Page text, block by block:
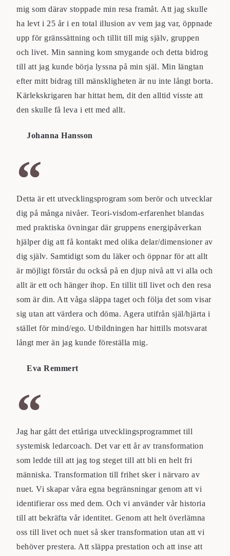
mig som därav stoppade min resa framåt. Att jag skulle
ha levt i 25 år i en total illusion av vem jag var, öppnade
upp för gränssättning och tillit till mig själv, gruppen
och livet. Min sanning kom smygande och detta bidrog
till att jag kunde börja lyssna på min själ. Min längtan
efter mitt bidrag till mänskligheten är nu inte långt borta.
Kärlekskrigaren har hittat hem, dit den alltid visste att
den skulle få leva i ett med allt.
Johanna Hansson
Detta är ett utvecklingsprogram som berör och utvecklar
dig på många nivåer. Teori-visdom-erfarenhet blandas
med praktiska övningar där gruppens energipåverkan
hjälper dig att få kontakt med olika delar/dimensioner av
dig själv. Samtidigt som du läker och öppnar för att allt
är möjligt förstår du också på en djup nivå att vi alla och
allt är ett och hänger ihop. En tillit till livet och den resa
som är din. Att våga släppa taget och följa det som visar
sig utan att värdera och döma. Agera utifrån själ/hjärta i
stället för mind/ego. Utbildningen har hittills motsvarat
långt mer än jag kunde föreställa mig.
Eva Remmert
Jag har gått det ettåriga utvecklingsprogrammet till
systemisk ledarcoach. Det var ett år av transformation
som ledde till att jag tog steget till att bli en helt fri
människa. Transformation till frihet sker i närvaro av
nuet. Vi skapar våra egna begränsningar genom att vi
identifierar oss med dem. Och vi använder vår historia
till att bekräfta vår identitet. Genom att helt överlämna
oss till livet och nuet så sker transformation utan att vi
behöver prestera. Att släppa prestation och att inse att